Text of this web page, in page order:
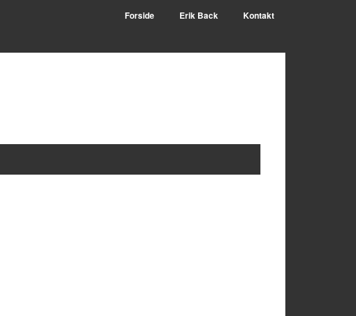
Forside Erik Back Kontakt